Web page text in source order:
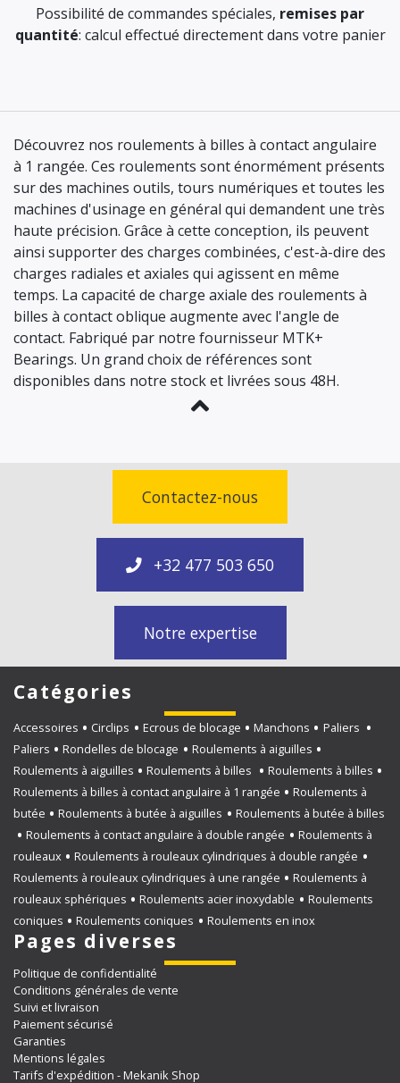
Possibilité de commandes spéciales, remises par
quantité: calcul effectué directement dans votre panier
Découvrez nos roulements à billes à contact angulaire
à 1 rangée. Ces roulements sont énormément présents
sur des machines outils, tours numériques et toutes les
machines d'usinage en général qui demandent une très
haute précision. Grâce à cette conception, ils peuvent
ainsi supporter des charges combinées, c'est-à-dire des
charges radiales et axiales qui agissent en même
temps. La capacité de charge axiale des roulements à
billes à contact oblique augmente avec l'angle de
contact. Fabriqué par notre fournisseur MTK+
Bearings. Un grand choix de références sont
disponibles dans notre stock et livrées sous 48H.
Contactez-nous
+32 477 503 650
Notre expertise
Catégories
Accessoires Circlips Ecrous de blocage Manchons
Paliers
Paliers
Rondelles de blocage
Roulements à aiguilles
Roulements à aiguilles
Roulements à billes
Roulements à billes
Roulements à billes à contact angulaire à 1 rangée
Roulements à
butée
Roulements à butée à aiguilles
Roulements à butée à billes
Roulements à contact angulaire à double rangée
Roulements à
rouleaux
Roulements à rouleaux cylindriques à double rangée
Roulements à rouleaux cylindriques à une rangée
Roulements à
rouleaux sphériques
Roulements acier inoxydable
Roulements
coniques
Roulements coniques Roulements en inox
Pages diverses
Politique de confidentialité
Conditions générales de vente
Suivi et livraison
Paiement sécurisé
Garanties
Mentions légales
Tarifs d'expédition - Mekanik Shop